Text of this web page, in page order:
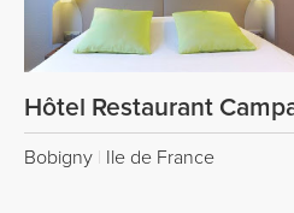
Hôtel Restaurant
Bobigny Ile de France